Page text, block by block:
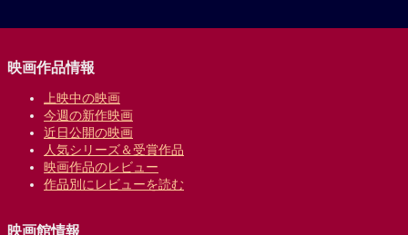
映画作品情報
上映中の映画
今週の新作映画
近日公開の映画
人気シリーズ＆受賞作品
映画作品のレビュー
作品別にレビューを読む
映画館情報